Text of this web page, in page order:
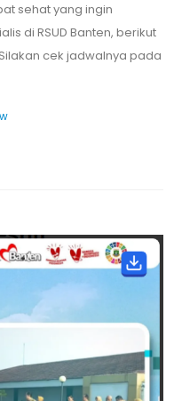
sehat yang ingin
di RSUD Banten, berikut
cek jadwalnya pada